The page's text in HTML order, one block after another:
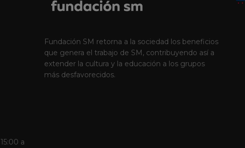
a
Fundación SM retorna a la sociedad los beneficios
que genera el trabajo de SM, contribuyendo así a
extender la cultura y la educación a los grupos
más desfavorecidos.